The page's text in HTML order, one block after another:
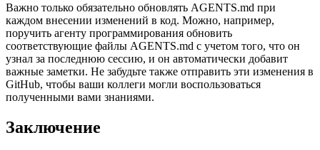
Важно только обязательно обновлять AGENTS.md при
каждом внесении изменений в код. Можно, например,
поручить агенту программирования обновить
соответствующие файлы AGENTS.md с учетом того, что он
узнал за последнюю сессию, и он автоматически добавит
важные заметки. Не забудьте также отправить эти изменения в
GitHub, чтобы ваши коллеги могли воспользоваться
полученными вами знаниями.
Заключение